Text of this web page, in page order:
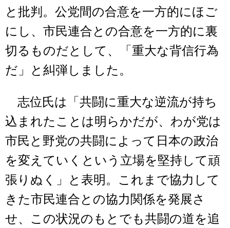
と批判。公党間の合意を一方的にほご
にし、市民連合との合意を一方的に裏
切るものだとして、「重大な背信行為
だ」と糾弾しました。
志位氏は「共闘に重大な逆流が持ち
込まれたことは明らかだが、わが党は
市民と野党の共闘によって日本の政治
を変えていくという立場を堅持して頑
張りぬく」と表明。これまで協力して
きた市民連合との協力関係を発展さ
せ、この状況のもとでも共闘の道を追